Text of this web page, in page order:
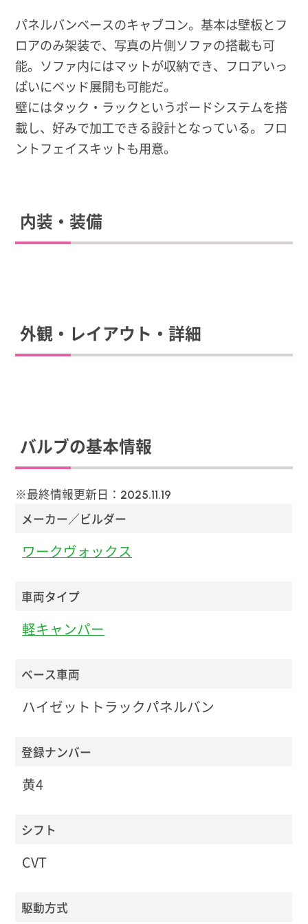
パネルバンベースのキャブコン。基本は壁板とフ
ロアのみ架装で、写真の片側ソファの搭載も可
能。ソファ内にはマットが収納でき、フロアいっ
ぱいにベッド展開も可能だ。
壁にはタック・ラックというボードシステムを搭
載し、好みで加工できる設計となっている。フロ
ントフェイスキットも用意。
内装・装備
外観・レイアウト・詳細
バルブの基本情報
※最終情報更新日： 2025.11.19
メーカー／ビルダー
ワークヴォックス
車両タイプ
軽キャンパー
ベース車両
ハイゼットトラックパネルバン
登録ナンバー
黄4
シフト
CVT
駆動方式